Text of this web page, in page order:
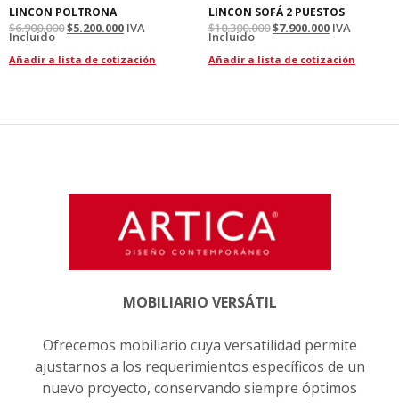
LINCON POLTRONA
$6.900.000$5.200.000 IVA
Incluido
Añadir a lista de cotización
LINCON SOFÁ 2 PUESTOS
$10.300.000$7.900.000 IVA
Incluido
Añadir a lista de cotización
MOBILIARIO VERSÁTIL
Ofrecemos mobiliario cuya versatilidad permite
ajustarnos a los requerimientos específicos de un
nuevo proyecto, conservando siempre óptimos